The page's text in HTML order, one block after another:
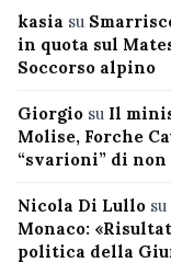
kasia su
in quota sul
Soccorso alpino
Giorgio su Il
Molise, Forche
“svarioni” di non
Nicola Di Lullo su
Monaco:
politica della